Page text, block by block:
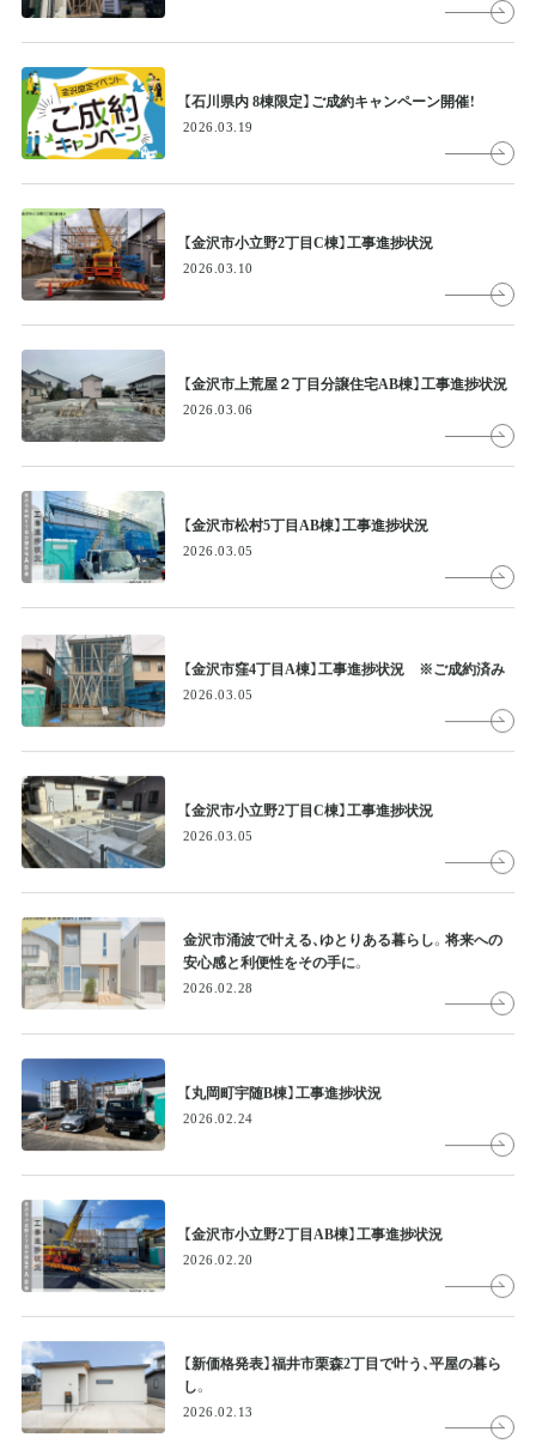
【石川県内 8棟限定】ご成約キャンペーン開催！
2026.03.19
【金沢市小立野2丁目C棟】工事進捗状況
2026.03.10
【金沢市上荒屋２丁目分譲住宅AB棟】工事進捗状況
2026.03.06
【金沢市松村5丁目AB棟】工事進捗状況
2026.03.05
【金沢市窪4丁目A棟】工事進捗状況 ※ご成約済み
2026.03.05
【金沢市小立野2丁目C棟】工事進捗状況
2026.03.05
金沢市涌波で叶える、ゆとりある暮らし。将来への
安心感と利便性をその手に。
2026.02.28
【丸岡町宇随B棟】工事進捗状況
2026.02.24
【金沢市小立野2丁目AB棟】工事進捗状況
2026.02.20
【新価格発表】福井市栗森2丁目で叶う、平屋の暮ら
し。
2026.02.13